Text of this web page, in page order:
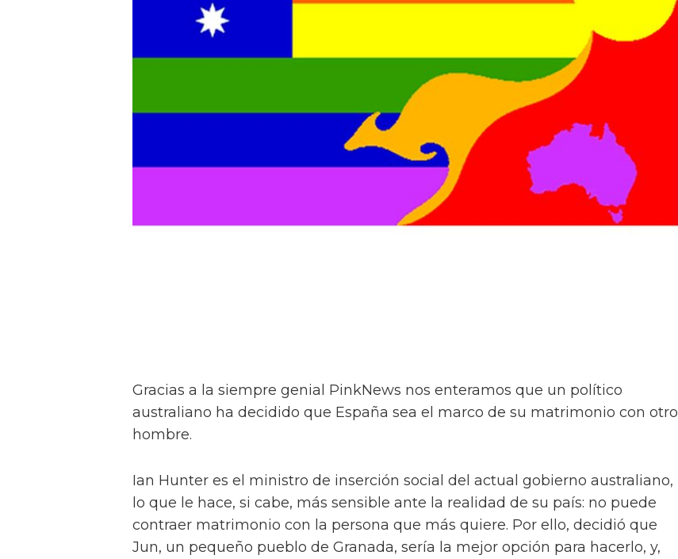
Gracias a la siempre genial PinkNews nos enteramos que un político
australiano ha decidido que España sea el marco de su matrimonio con otro
hombre.
Ian Hunter es el ministro de inserción social del actual gobierno australiano,
lo que le hace, si cabe, más sensible ante la realidad de su país: no puede
contraer matrimonio con la persona que más quiere. Por ello, decidió que
Jun, un pequeño pueblo de Granada, sería la mejor opción para hacerlo, y,